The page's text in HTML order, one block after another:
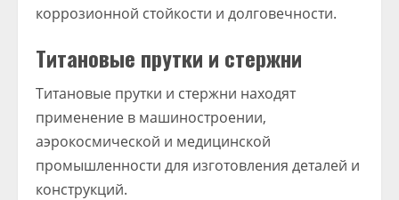
коррозионной стойкости и долговечности.
Титановые прутки и стержни
Титановые прутки и стержни находят
применение в машиностроении,
аэрокосмической и медицинской
промышленности для изготовления деталей и
конструкций.